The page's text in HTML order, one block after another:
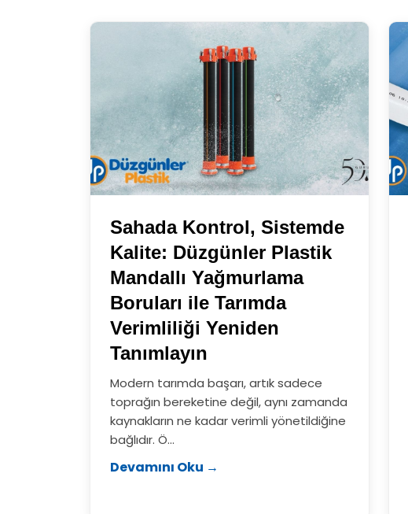
Sahada Kontrol, Sistemde
Kalite: Düzgünler Plastik
Mandallı Yağmurlama
Boruları ile Tarımda
Verimliliği Yeniden
Tanımlayın
Modern tarımda başarı, artık sadece
toprağın bereketine değil, aynı zamanda
kaynakların ne kadar verimli yönetildiğine
bağlıdır. Ö...
Devamını Oku →